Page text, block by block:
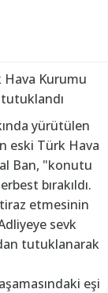
Hava Kurumu
yürütülen
eski Türk Hava
Ban, "konutu
bırakıldı.
etmesinin
sevk
tutuklanarak
eşi